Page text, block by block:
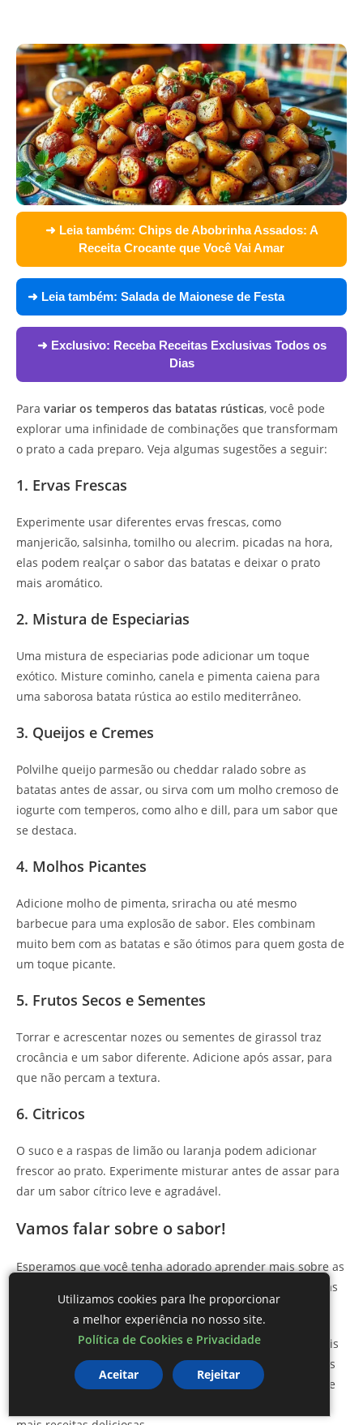
➜ Leia também: Chips de Abobrinha Assados: A
Receita Crocante que Você Vai Amar
➜ Leia também: Salada de Maionese de Festa
➜ Exclusivo: Receba Receitas Exclusivas Todos os
Dias
Para variar os temperos das batatas rústicas, você pode
explorar uma infinidade de combinações que transformam
o prato a cada preparo. Veja algumas sugestões a seguir:
1. Ervas Frescas
Experimente usar diferentes ervas frescas, como
manjericão, salsinha, tomilho ou alecrim. picadas na hora,
elas podem realçar o sabor das batatas e deixar o prato
mais aromático.
2. Mistura de Especiarias
Uma mistura de especiarias pode adicionar um toque
exótico. Misture cominho, canela e pimenta caiena para
uma saborosa batata rústica ao estilo mediterrâneo.
3. Queijos e Cremes
Polvilhe queijo parmesão ou cheddar ralado sobre as
batatas antes de assar, ou sirva com um molho cremoso de
iogurte com temperos, como alho e dill, para um sabor que
se destaca.
4. Molhos Picantes
Adicione molho de pimenta, sriracha ou até mesmo
barbecue para uma explosão de sabor. Eles combinam
muito bem com as batatas e são ótimos para quem gosta de
um toque picante.
5. Frutos Secos e Sementes
Torrar e acrescentar nozes ou sementes de girassol traz
crocância e um sabor diferente. Adicione após assar, para
que não percam a textura.
6. Citricos
O suco e a raspas de limão ou laranja podem adicionar
frescor ao prato. Experimente misturar antes de assar para
dar um sabor cítrico leve e agradável.
Vamos falar sobre o sabor!
Esperamos que você tenha adorado aprender mais sobre as
e dicas incríveis para prepará-las
de maneiras surpreendentes.
Se você gostou das receitas e quer ficar por dentro de mais
dicas e curiosidades do mundo culinário, não deixe de nos
seguir nas redes sociais! Sua presença é muito importante
Utilizamos cookies para lhe proporcionar
a melhor experiência no nosso site.
Política de Cookies e Privacidade
Aceitar Rejeitar